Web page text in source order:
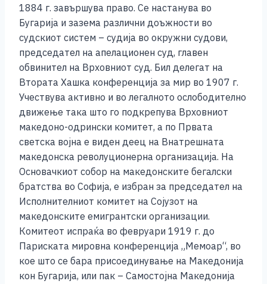
1884 г. завършува право. Се настанува во
Бугарија и зазема различни доъжности во
судскиот систем – судија во окружни судови,
председател на апелационен суд, главен
обвинител на Врховниот суд. Бил делегат на
Втората Хашка конференција за мир во 1907 г.
Учествува активно и во легалното ослободително
движење така што го подкрепува Врховниот
македоно-одрински комитет, а по Првата
светска војна е виден деец на Внатрешната
македонска револуционерна организација. На
Основачкиот собор на македонските бегалски
братства во Софија, е избран за председател на
Исполнителниот комитет на Сојузот на
македонските емигрантски организации.
Комитеот испраќа во февруари 1919 г. до
Париската мировна конференција „Мемоар“, во
кое што се бара присоединување на Македонија
кон Бугарија, или пак – Самостојна Македонија